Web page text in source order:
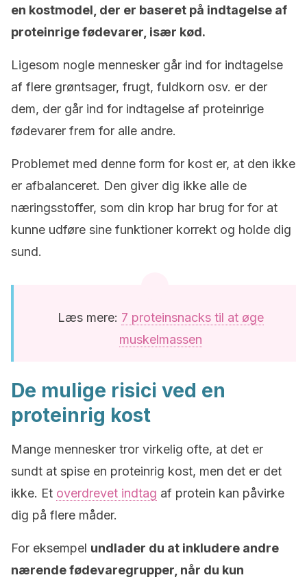
en kostmodel, der er baseret på indtagelse af
proteinrige fødevarer, især kød.
Ligesom nogle mennesker går ind for indtagelse
af flere grøntsager, frugt, fuldkorn osv. er der
dem, der går ind for indtagelse af proteinrige
fødevarer frem for alle andre.
Problemet med denne form for kost er, at den ikke
er afbalanceret. Den giver dig ikke alle de
næringsstoffer, som din krop har brug for for at
kunne udføre sine funktioner korrekt og holde dig
sund.
Læs mere: 7 proteinsnacks til at øge
muskelmassen
De mulige risici ved en
proteinrig kost
Mange mennesker tror virkelig ofte, at det er
sundt at spise en proteinrig kost, men det er det
ikke. Et overdrevet indtag af protein kan påvirke
dig på flere måder.
For eksempel undlader du at inkludere andre
nærende fødevaregrupper, når du kun